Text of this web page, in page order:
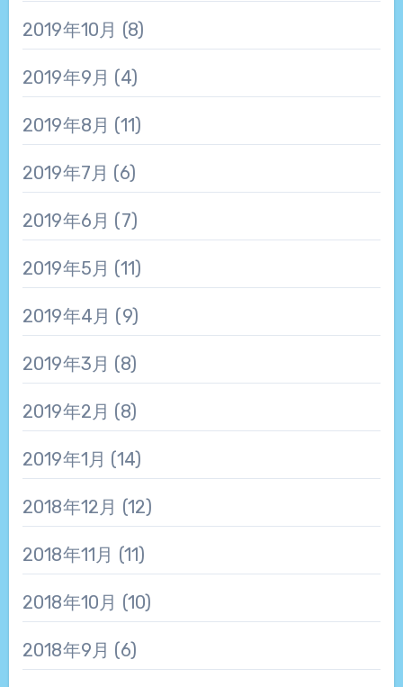
2019年10月 (8)
2019年9月 (4)
2019年8月 (11)
2019年7月 (6)
2019年6月 (7)
2019年5月 (11)
2019年4月 (9)
2019年3月 (8)
2019年2月 (8)
2019年1月 (14)
2018年12月 (12)
2018年11月 (11)
2018年10月 (10)
2018年9月 (6)